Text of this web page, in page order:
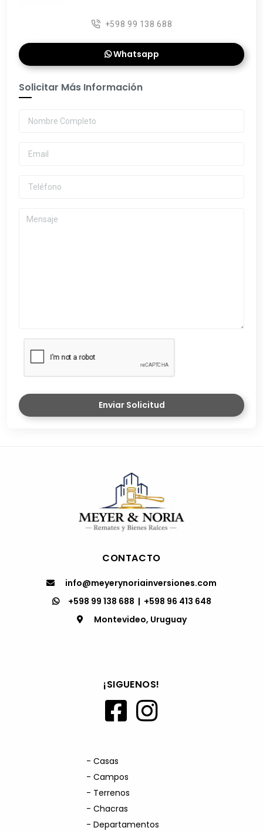
+598 99 138 688
Whatsapp
Solicitar Más Información
Enviar Solicitud
CONTACTO
info@meyerynoriainversiones.com
+598 99 138 688 | +598 96 413 648
Montevideo, Uruguay
¡SIGUENOS!
- Casas
- Campos
- Terrenos
- Chacras
- Departamentos